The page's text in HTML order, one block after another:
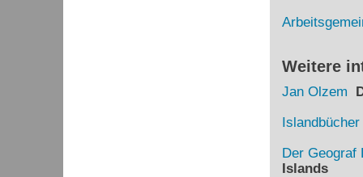
Weitere
Jan Olzem
Islandbücher
Der Geograf
Islands